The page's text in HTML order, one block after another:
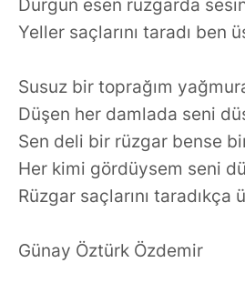
Durgun esen rüzgarda
Yeller saçlarını taradı ben
Susuz bir toprağım
Düşen her damlada seni
Sen deli bir rüzgar bense
Her kimi gördüysem seni
Rüzgar saçlarını taradıkça
Günay Öztürk Özdemir